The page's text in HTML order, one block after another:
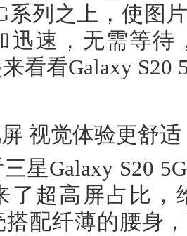
系列之上，使图
迅速，无需等待
看看Galaxy S20
视觉体验更舒适
星Galaxy S20
了超高屏占比
配纤薄的腰身